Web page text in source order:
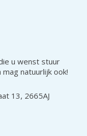
u wenst stuur
natuurlijk ook!
13, 2665AJ